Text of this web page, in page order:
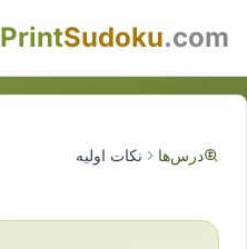
PrintSudoku.com
درس‌ها نکات اولیه